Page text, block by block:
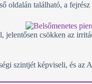
oldalán található, a
csökken az
szintjét képviseli, és